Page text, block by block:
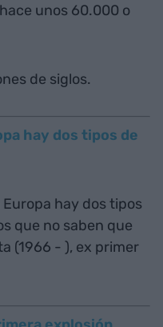
unos 60.000 o
de siglos.
hay dos tipos de
Europa hay dos tipos
que no saben que
(1966 - ), ex primer